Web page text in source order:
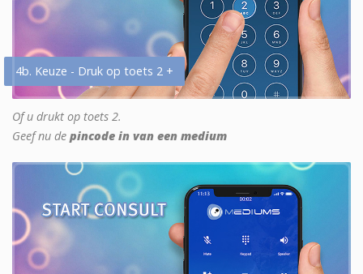
4b. Keuze - Druk op toets 2 +
Of u drukt op toets 2.
Geef nu de pincode in van een medium